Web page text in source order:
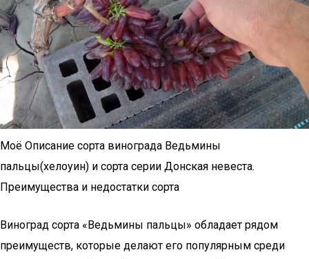
Моё Описание сорта винограда Ведьмины
пальцы(хелоуин) и сорта серии Донская невеста.
Преимущества и недостатки сорта
Виноград сорта «Ведьмины пальцы» обладает рядом
преимуществ, которые делают его популярным среди